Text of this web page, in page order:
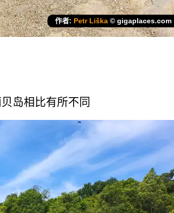
作者: Petr Liška © gigaplaces.com
岛相比有所不同